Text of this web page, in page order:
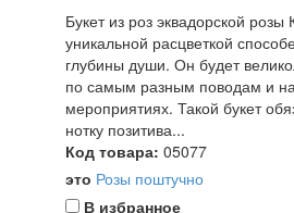
Букет из роз эквадорской
уникальной расцветкой
глубины души. Он будет
по самым разным поводам и
мероприятиях. Такой букет
нотку позитива...
Код товара: 05077
это Розы поштучно
В избранное